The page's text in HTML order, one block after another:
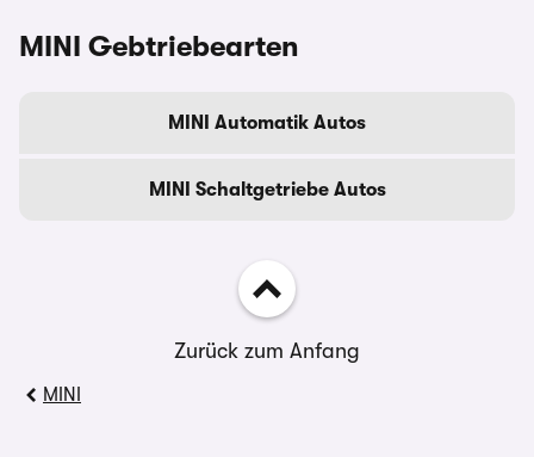
MINI Gebtriebearten
MINI Automatik Autos
MINI Schaltgetriebe Autos
Zurück zum Anfang
MINI